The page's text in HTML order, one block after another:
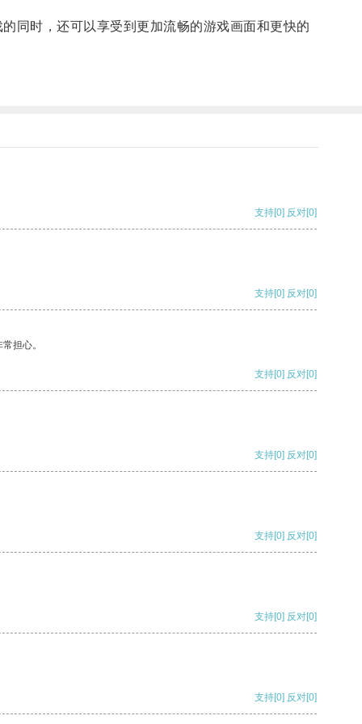
同时，还可以享受到更加流畅的游戏画面和更快的
支持[0] 反对[0]
支持[0] 反对[0]
担心。
支持[0] 反对[0]
支持[0] 反对[0]
支持[0] 反对[0]
支持[0] 反对[0]
支持[0] 反对[0]